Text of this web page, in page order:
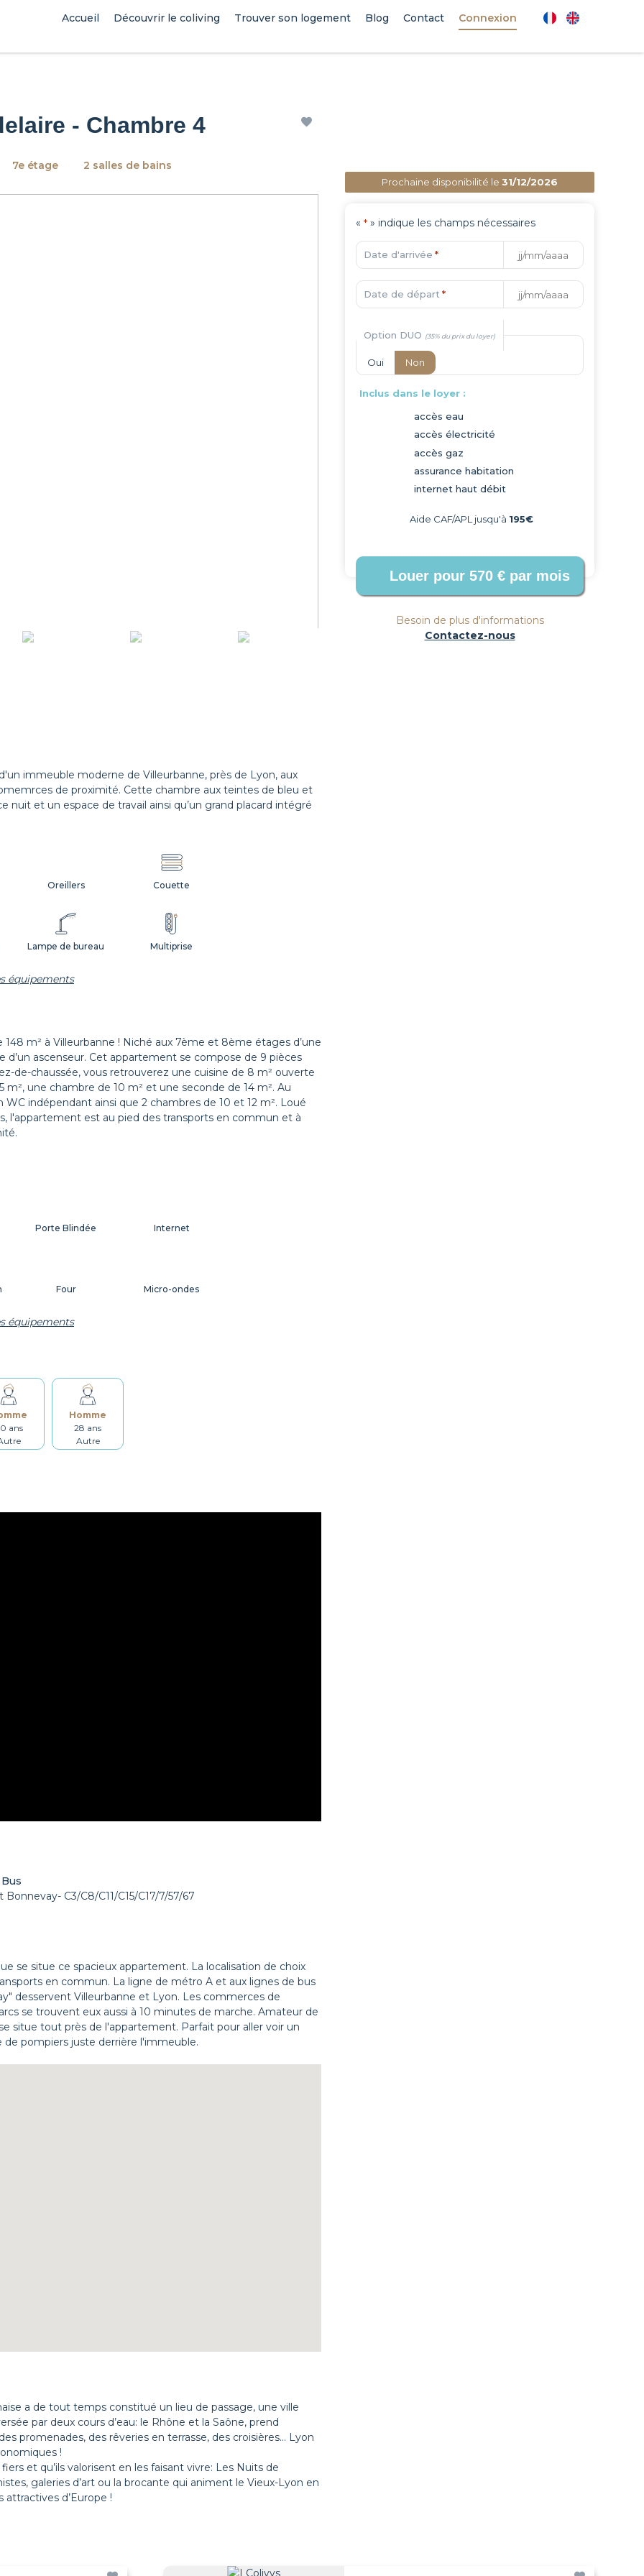
Accueil Découvrir le coliving Trouver son logement Blog Contact Connexion
- Chambre 4
7e étage 2 salles de bains
immeuble moderne de Villeurbanne, près de Lyon, aux
de proximité. Cette chambre aux teintes de bleu et
et un espace de travail ainsi qu’un grand placard intégré
Lampe de bureau Multiprise
Volets
Oreillers Couette
équipements
m² à Villeurbanne ! Niché aux 7ème et 8ème étages d’une
ascenseur. Cet appartement se compose de 9 pièces
de-chaussée, vous retrouverez une cuisine de 8 m² ouverte
une chambre de 10 m² et une seconde de 14 m². Au
indépendant ainsi que 2 chambres de 10 et 12 m². Loué
l'appartement est au pied des transports en commun et à
Internet
Micro-ondes
Four
Étendoir
Porte Blindée
équipements
ans
Homme
28 ans
Autre
Bus
Bonnevay- C3/C8/C11/C15/C17/7/57/67
se situe ce spacieux appartement. La localisation de choix
en commun. La ligne de métro A et aux lignes de bus
desservent Villeurbanne et Lyon. Les commerces de
se trouvent eux aussi à 10 minutes de marche. Amateur de
situe tout près de l'appartement. Parfait pour aller voir un
pompiers juste derrière l'immeuble.
a de tout temps constitué un lieu de passage, une ville
par deux cours d’eau: le Rhône et la Saône, prend
promenades, des rêveries en terrasse, des croisières… Lyon
!
et qu’ils valorisent en les faisant vivre: Les Nuits de
galeries d’art ou la brocante qui animent le Vieux-Lyon en
d’Europe !
Prochaine disponibilité le 31/12/2026
« * » indique les champs nécessaires
Date d'arrivée *
Date de départ *
Option DUO
Oui Non
Inclus dans le loyer :
accès eau
accès électricité
accès gaz
assurance habitation
internet haut débit
Aide CAF/APL jusqu'à 195€
Besoin de plus d'informations
Contactez-nous